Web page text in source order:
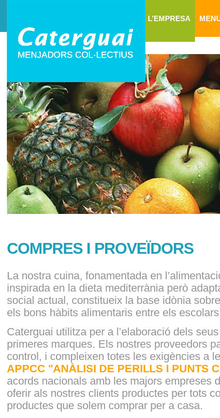
L’EMPRESA
COMPRES I PROVEÏDORS
La nostra cuina, fonamentada en
inspirada en la dieta mediterrània però
social actual, constitueix la base idònia
els bons hàbits alimentaris entre els
Caterguai utilitza per a l’elaboració dels
primeres marques. Els nostres proveedors
control, i compleixen totes les exigències a
APPCC "ANÀLISI DE PERILLS I PUNTS
acords nacionals amb les majors empreses
oferir als nostres clients productes per tots
productes que solem comprar per a casa.